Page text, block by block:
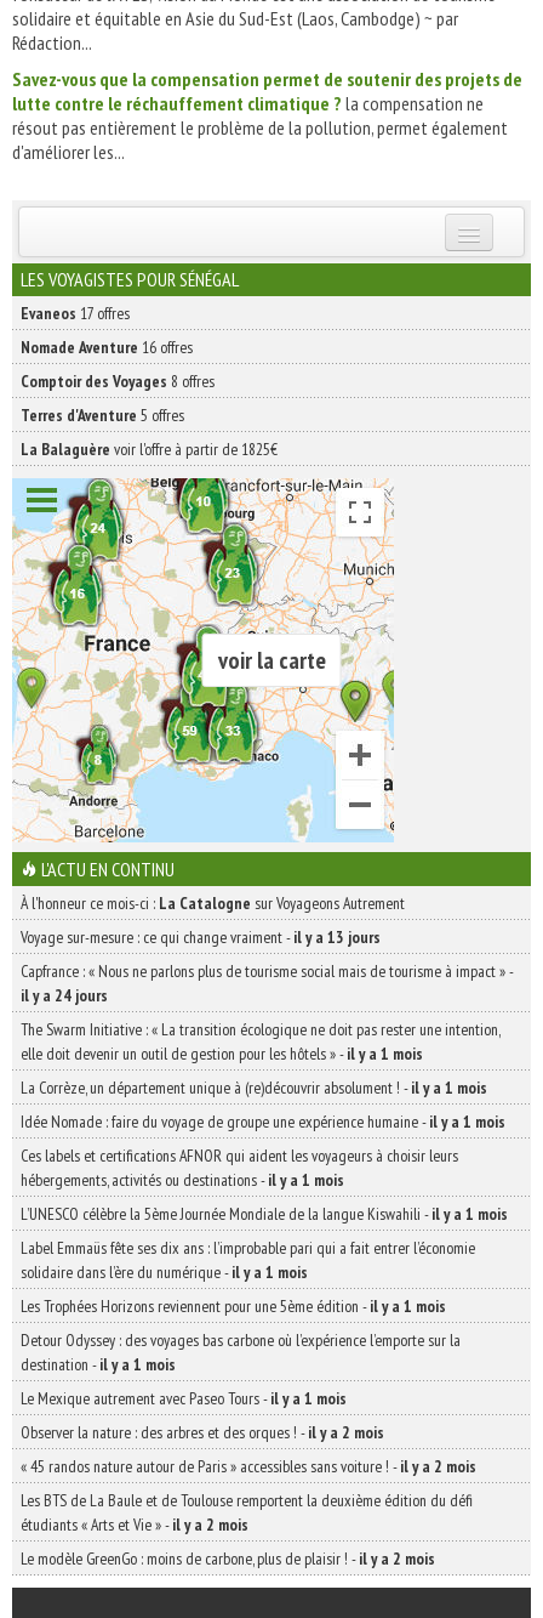
solidaire et équitable en Asie du Sud-Est (Laos, Cambodge) ~ par
Rédaction...
Savez-vous que la compensation permet de soutenir des projets de
lutte contre le réchauffement climatique ? la compensation ne
résout pas entièrement le problème de la pollution, permet également
d'améliorer les...
INSCRIVEZ-VOUS | ABONNEZ-VOUS
LES VOYAGISTES POUR SÉNÉGAL
Evaneos 17 offres
Nomade Aventure 16 offres
Comptoir des Voyages 8 offres
Terres d'Aventure 5 offres
La Balaguère voir l'offre à partir de 1825€
voir la carte
L'ACTU EN CONTINU
À l'honneur ce mois-ci : La Catalogne sur Voyageons Autrement
Voyage sur-mesure : ce qui change vraiment-il y a 13 jours
Capfrance : « Nous ne parlons plus de tourisme social mais de tourisme à impact »-
il y a 24 jours
The Swarm Initiative : « La transition écologique ne doit pas rester une intention,
elle doit devenir un outil de gestion pour les hôtels »-il y a 1 mois
La Corrèze, un département unique à (re)découvrir absolument ! -il y a 1 mois
Idée Nomade : faire du voyage de groupe une expérience humaine-il y a 1 mois
Ces labels et certifications AFNOR qui aident les voyageurs à choisir leurs
hébergements, activités ou destinations-il y a 1 mois
L’UNESCO célèbre la 5ème Journée Mondiale de la langue Kiswahili -il y a 1 mois
Label Emmaüs fête ses dix ans : l’improbable pari qui a fait entrer l’économie
solidaire dans l’ère du numérique-il y a 1 mois
Les Trophées Horizons reviennent pour une 5ème édition -il y a 1 mois
Detour Odyssey : des voyages bas carbone où l’expérience l’emporte sur la
destination -il y a 1 mois
Le Mexique autrement avec Paseo Tours-il y a 1 mois
Observer la nature : des arbres et des orques ! -il y a 2 mois
« 45 randos nature autour de Paris » accessibles sans voiture ! -il y a 2 mois
Les BTS de La Baule et de Toulouse remportent la deuxième édition du défi
étudiants « Arts et Vie »-il y a 2 mois
Le modèle GreenGo : moins de carbone, plus de plaisir ! -il y a 2 mois